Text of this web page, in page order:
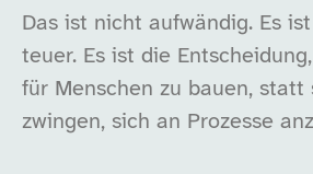
Das ist nicht aufwändig. Es
teuer. Es ist die
für Menschen zu bauen, statt
zwingen, sich an Prozesse